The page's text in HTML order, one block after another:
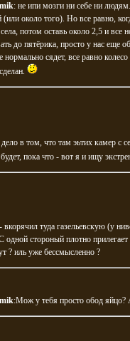
: не ипи мозги ни себе ни
(или около того). Но все равно,
потом оставь около 2,5 и
до пятёрика, просто у нас еще
нормально сядет, все равно
дело в том, что там эьтих камер
пока что - вот я и ищу
вкорячил туда газельевскую (у
одной стороный плотно
? иль уже бессмысленно ?
:Мож у тебя просто обод